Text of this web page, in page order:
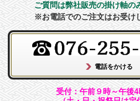
ご質問は弊社販売の掛け軸の
※お電話でのご注文はお受け
受付：午前９時～午後